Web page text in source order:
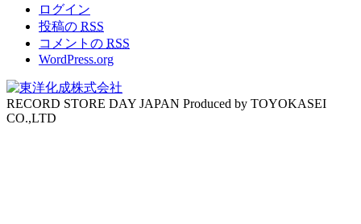
ログイン
投稿の RSS
コメントの RSS
WordPress.org
RECORD STORE DAY JAPAN Produced by TOYOKASEI
CO.,LTD